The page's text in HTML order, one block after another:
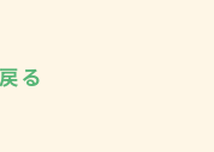
る